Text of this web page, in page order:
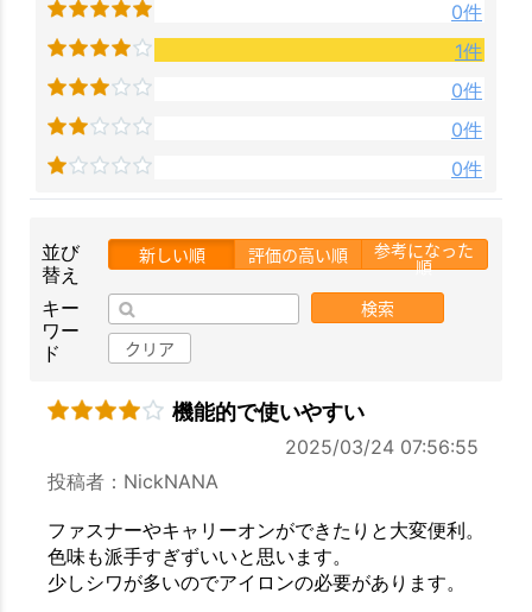
お買い物を続ける
0件
1件
0件
0件
0件
並び
替え
新しい順 評価の高い順 参考になった
順
キー
ワー
ド
検索
クリア
機能的で使いやすい
2025/03/24 07:56:55
投稿者：NickNANA
ファスナーやキャリーオンができたりと大変便利。
色味も派手すぎずいいと思います。
少しシワが多いのでアイロンの必要があります。